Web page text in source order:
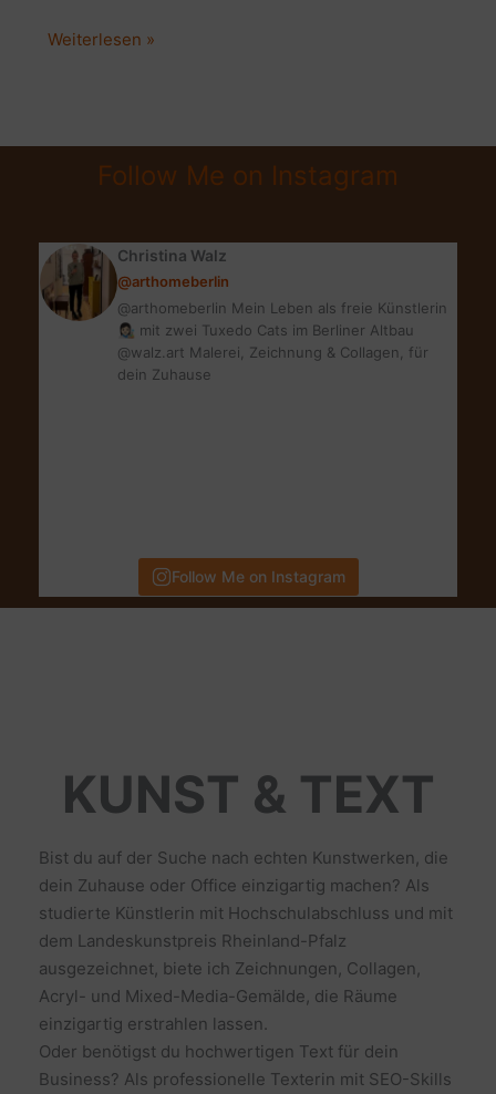
LAST
MAMA
Weiterlesen »
Follow Me on Instagram
Christina Walz
@arthomeberlin
@arthomeberlin Mein Leben als freie Künstlerin
👩🏻‍🎨 mit zwei Tuxedo Cats im Berliner Altbau
@walz.art Malerei, Zeichnung & Collagen, für
dein Zuhause
Follow Me on Instagram
KUNST & TEXT
Bist du auf der Suche nach echten Kunstwerken, die
dein Zuhause oder Office einzigartig machen? Als
studierte Künstlerin mit Hochschulabschluss und mit
dem Landeskunstpreis Rheinland-Pfalz
ausgezeichnet, biete ich Zeichnungen, Collagen,
Acryl- und Mixed-Media-Gemälde, die Räume
einzigartig erstrahlen lassen.
Oder benötigst du hochwertigen Text für dein
Business? Als professionelle Texterin mit SEO-Skills